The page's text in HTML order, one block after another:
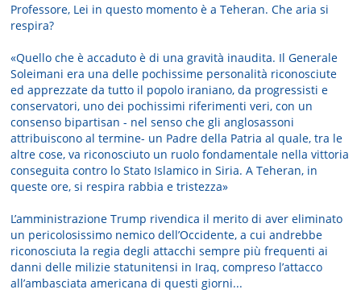
Professore, Lei in questo momento è a Teheran. Che aria si
respira?
«Quello che è accaduto è di una gravità inaudita. Il Generale
Soleimani era una delle pochissime personalità riconosciute
ed apprezzate da tutto il popolo iraniano, da progressisti e
conservatori, uno dei pochissimi riferimenti veri, con un
consenso bipartisan - nel senso che gli anglosassoni
attribuiscono al termine- un Padre della Patria al quale, tra le
altre cose, va riconosciuto un ruolo fondamentale nella vittoria
conseguita contro lo Stato Islamico in Siria. A Teheran, in
queste ore, si respira rabbia e tristezza»
L’amministrazione Trump rivendica il merito di aver eliminato
un pericolosissimo nemico dell’Occidente, a cui andrebbe
riconosciuta la regia degli attacchi sempre più frequenti ai
danni delle milizie statunitensi in Iraq, compreso l’attacco
all’ambasciata americana di questi giorni...